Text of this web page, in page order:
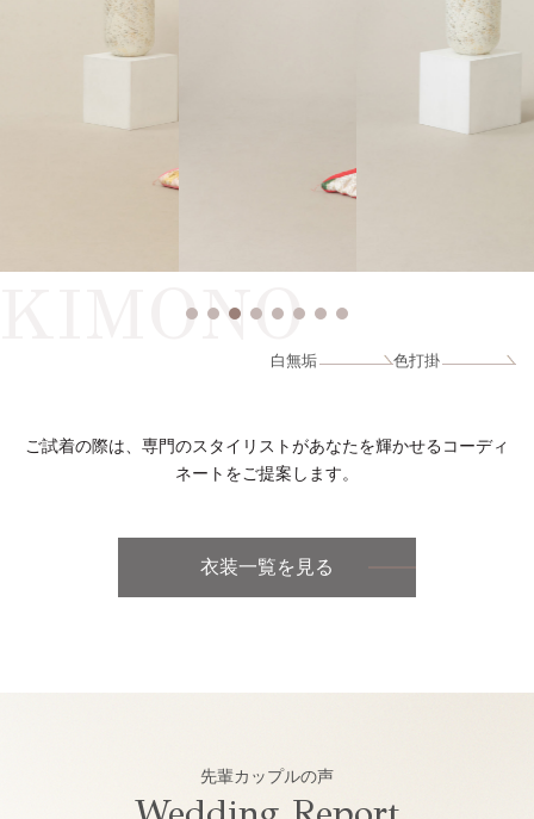
KIMONO
白無垢 色打掛
ご試着の際は、専門のスタイリストがあなたを輝かせるコーディ
ネートをご提案します。
衣装一覧を見る
先輩カップルの声